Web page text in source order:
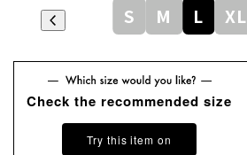
S M L XL
Check the recommended size
Try this item on